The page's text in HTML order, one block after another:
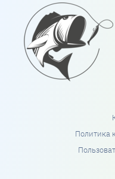
Политика